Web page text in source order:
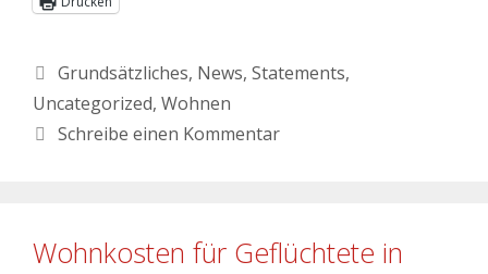
Grundsätzliches, News, Statements,
Uncategorized, Wohnen
Schreibe einen Kommentar
Wohnkosten für Geflüchtete in